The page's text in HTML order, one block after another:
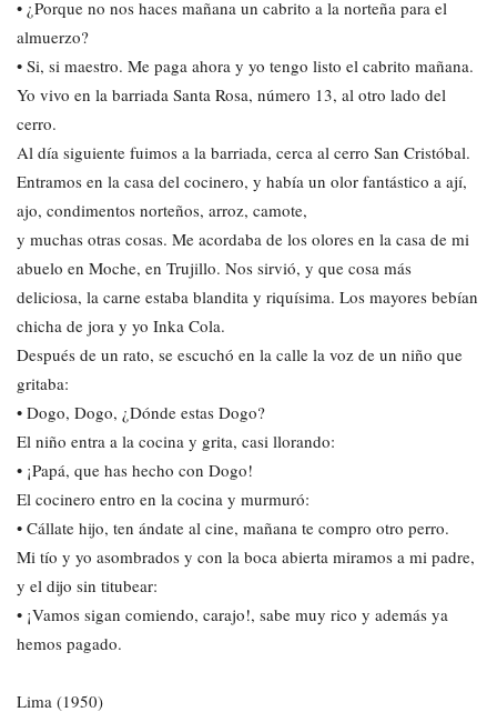
• ¿Porque no nos haces mañana un cabrito a la norteña para el
almuerzo?
• Si, si maestro. Me paga ahora y yo tengo listo el cabrito mañana.
Yo vivo en la barriada Santa Rosa, número 13, al otro lado del
cerro.
Al día siguiente fuimos a la barriada, cerca al cerro San Cristóbal.
Entramos en la casa del cocinero, y había un olor fantástico a ají,
ajo, condimentos norteños, arroz, camote,
y muchas otras cosas. Me acordaba de los olores en la casa de mi
abuelo en Moche, en Trujillo. Nos sirvió, y que cosa más
deliciosa, la carne estaba blandita y riquísima. Los mayores bebían
chicha de jora y yo Inka Cola.
Después de un rato, se escuchó en la calle la voz de un niño que
gritaba:
• Dogo, Dogo, ¿Dónde estas Dogo?
El niño entra a la cocina y grita, casi llorando:
• ¡Papá, que has hecho con Dogo!
El cocinero entro en la cocina y murmuró:
• Cállate hijo, ten ándate al cine, mañana te compro otro perro.
Mi tío y yo asombrados y con la boca abierta miramos a mi padre,
y el dijo sin titubear:
• ¡Vamos sigan comiendo, carajo!, sabe muy rico y además ya
hemos pagado.
Lima (1950)